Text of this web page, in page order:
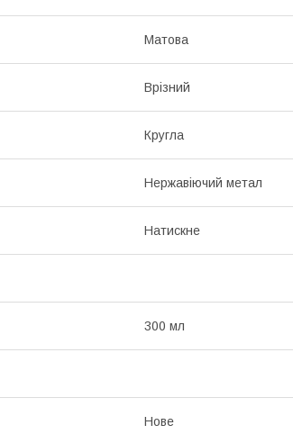
Матова
Врізний
Кругла
Нержавіючий метал
Натискне
300 мл
Нове